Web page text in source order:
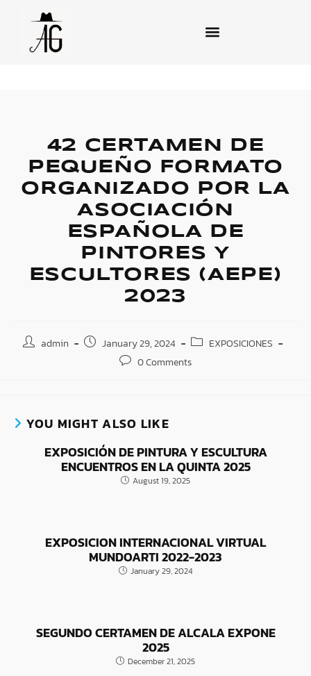
42 CERTAMEN DE
PEQUEÑO FORMATO
ORGANIZADO POR LA
ASOCIACIÓN
ESPAÑOLA DE
PINTORES Y
ESCULTORES (AEPE)
2023
admin January 29, 2024
EXPOSICIONES
0 Comments
YOU MIGHT ALSO LIKE
EXPOSICIÓN DE PINTURA Y ESCULTURA
ENCUENTROS EN LA QUINTA 2025
August 19, 2025
EXPOSICION INTERNACIONAL VIRTUAL
MUNDOARTI 2022-2023
January 29, 2024
SEGUNDO CERTAMEN DE ALCALA EXPONE
2025
December 21, 2025